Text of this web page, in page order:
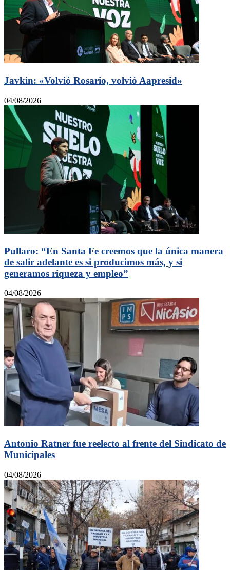
Javkin: «Volvió Rosario, volvió Aapresid»
04/08/2026
Pullaro: “En Santa Fe creemos que la única manera
de salir adelante es si producimos más, y si
generamos riqueza y empleo”
04/08/2026
Antonio Ratner fue reelecto al frente del Sindicato de
Municipales
04/08/2026